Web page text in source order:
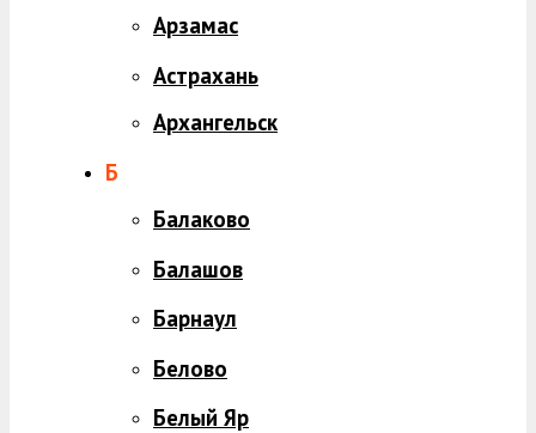
Арзамас
Астрахань
Архангельск
Б
Балаково
Балашов
Барнаул
Белово
Белый Яр